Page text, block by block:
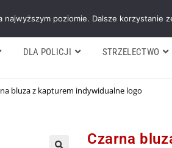
DLA POLICJI STRZELECTWO
bluza z kapturem indywidualne logo
Czarna
poziomie. Dalsze korzystanie